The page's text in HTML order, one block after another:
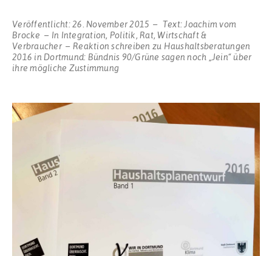
Veröffentlicht:26. November 2015 Text: Joachim vom
Brocke
In Integration, Politik, Rat,Wirtschaft &
Verbraucher
Reaktion schreiben zu Haushaltsberatungen
2016 in Dortmund: Bündnis 90/Grüne sagen noch „Jein“ über
ihre mögliche Zustimmung